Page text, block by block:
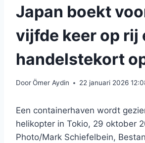
Japan boekt
vijfde keer op rij
handelstekort
DoorÖmer Aydin 22 januari 2026
Een containerhaven wordt
helikopter in Tokio, 29 oktober
Photo/Mark Schiefelbein,